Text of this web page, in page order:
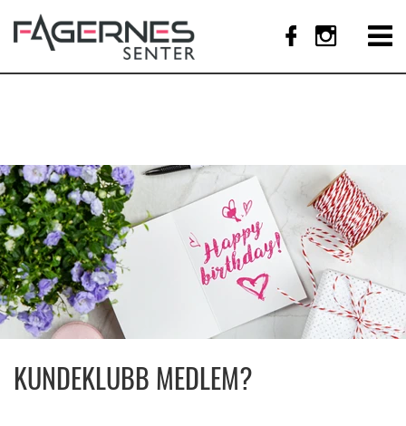
KUNDEKLUBB MEDLEM?